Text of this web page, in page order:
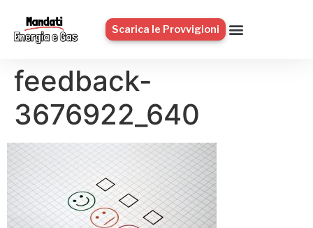
Scarica le Provvigioni
feedback-
3676922_640